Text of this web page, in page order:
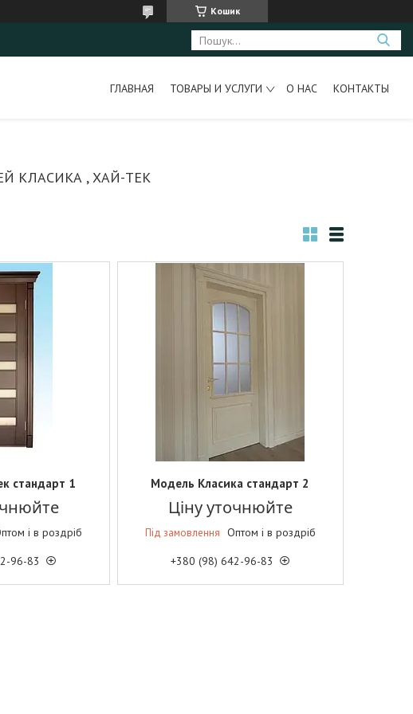
Кошик
ГЛАВНАЯ ТОВАРЫ И УСЛУГИ О НАС КОНТАКТЫ
КЛАСИКА , ХАЙ-ТЕК
стандарт 1
і в роздріб
96-83
Модель Класика стандарт 2
Ціну уточнюйте
Під замовлення Оптом і в роздріб
+380 (98) 642-96-83